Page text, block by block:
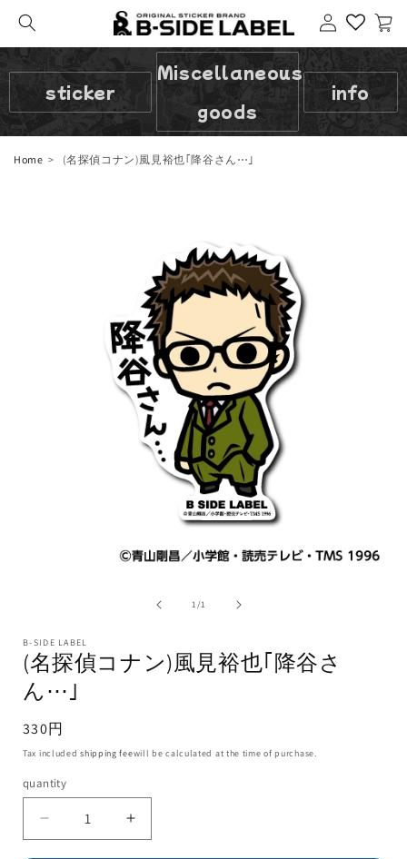
Login cart
sticker
Miscellaneous
goods
info
Home (名探偵コナン)風見裕也｢降谷さん⋯｣
1/1
B-SIDE LABEL
(名探偵コナン)風見裕也｢降谷さ
ん⋯｣
330円
Tax includedshipping feewill be calculated at the time of purchase.
quantity